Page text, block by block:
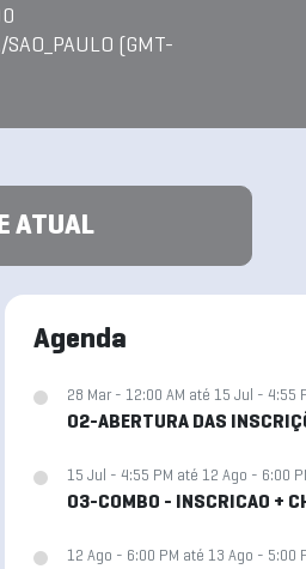
SAO_PAULO (GMT-
ATUAL
Agenda
28 Mar - 12:00 AM até 15 Jul - 4:55
02-ABERTURA DAS
15 Jul - 4:55 PM até 12 Ago - 6:00
03-COMBO - INSCRICAO +
12 Ago - 6:00 PM até 13 Ago - 5:00